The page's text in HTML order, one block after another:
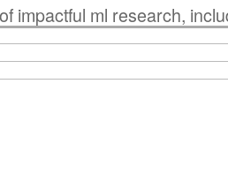
ml research, including